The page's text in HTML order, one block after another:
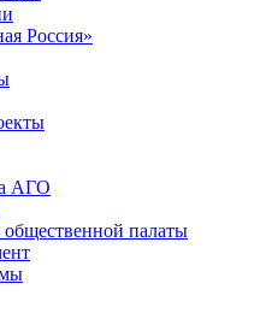
Россия»
АГО
палаты